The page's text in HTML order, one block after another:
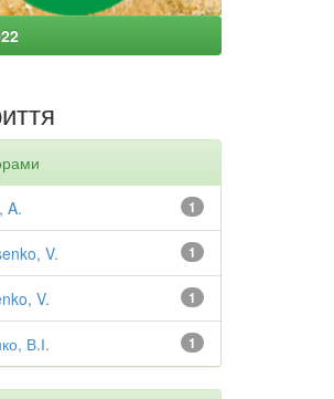
1
A.
1
V.
1
V.
1
В.І.